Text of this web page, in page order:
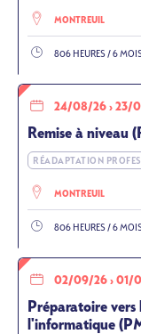
MONTREUIL
806 HEURES / 6
24/08/26 › 23/
Remise à niveau
RÉADAPTATION
MONTREUIL
806 HEURES / 6
02/09/26 › 01/
Préparatoire
l'informatique